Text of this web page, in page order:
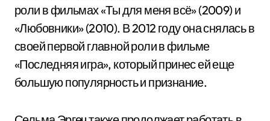
роли в фильмах «Ты для меня всё» (2009) и
«Любовники» (2010). В 2012 году она снялась в
своей первой главной роли в фильме
«Последняя игра», который принес ей еще
большую популярность и признание.